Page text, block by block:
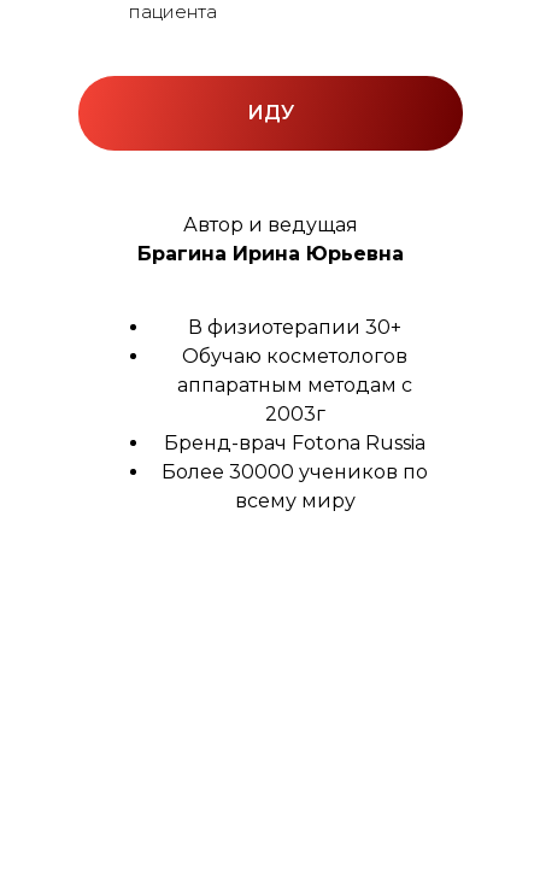
ИДУ
пациента
Автор и ведущая
Брагина Ирина Юрьевна
В физиотерапии 30+
Обучаю косметологов
аппаратным методам с
2003г
Бренд-врач Fotona Russia
Более 30000 учеников по
всему миру